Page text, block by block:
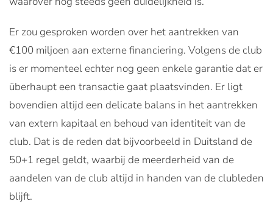
Er zou gesproken worden over het aantrekken van
€100 miljoen aan externe financiering. Volgens de club
is er momenteel echter nog geen enkele garantie dat er
überhaupt een transactie gaat plaatsvinden. Er ligt
bovendien altijd een delicate balans in het aantrekken
van extern kapitaal en behoud van identiteit van de
club. Dat is de reden dat bijvoorbeeld in Duitsland de
50+1 regel geldt, waarbij de meerderheid van de
aandelen van de club altijd in handen van de clubleden
blijft.